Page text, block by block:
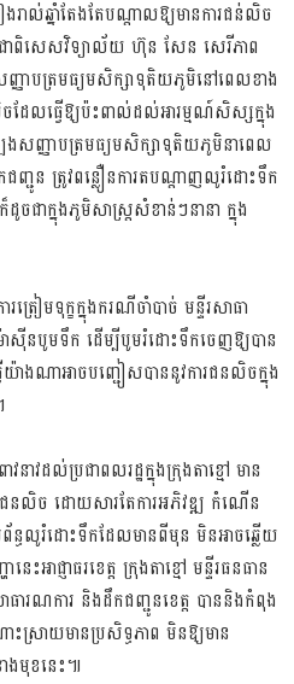
រាល់ឆ្នាំតែងតែបណ្ដាលឱ្យមានការជន់លិច
ាពិសេសវិទ្យាល័យ ហ៊ុន សែន សេរីភាព
ាបត្រមធ្យមសិក្សាទុតិយភូមិនៅពេលខាង
ដែលធ្វើឱ្យប៉ះពាល់ដល់អារម្មណ៍សិស្សក្នុង
សញ្ញាបត្រមធ្យមសិក្សាទុតិយភូមិនាពេល
ញ្ជូន ត្រូវពន្លឿនការតបណ្តាញលូរំដោះទឹក
ជាក្នុងភូមិសាស្ត្រសំខាន់ៗនានា ក្នុង
ត្រៀមទុក្ខក្នុងករណីចាំបាច់ មន្ទីរសាធា
ាស៊ីនបូមទឹក ដើម្បីបូមរំដោះទឹកចេញឱ្យបាន
យ៉ាងណាអាចបញ្ជៀសបាននូវការជនលិចក្នុង
នាវដល់ប្រជាពលរដ្ឋក្នុងក្រុងតាខ្មៅ មាន
នលិច ដោយសារតែការអភិវឌ្ឍ កំណើន
ធលូរំដោះទឹកដែលមានពីមុន មិនអាចឆ្លើយ
ះអាជ្ញាធរខេត្ត ក្រុងតាខ្មៅ មន្ទីរធនធាន
ារណការ និងដឹកជញ្ជូនខេត្ត បាននិងកំពុង
រាយមានប្រសិទ្ធភាព មិនឱ្យមាន
ាងមុខនេះ៕